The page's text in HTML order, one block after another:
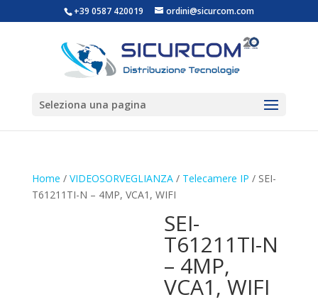
+39 0587 420019 ordini@sicurcom.com
Seleziona una pagina
Home / VIDEOSORVEGLIANZA/ Telecamere IP / SEI-
T61211TI-N – 4MP, VCA1, WIFI
SEI-
T61211TI-N
– 4MP,
VCA1, WIFI